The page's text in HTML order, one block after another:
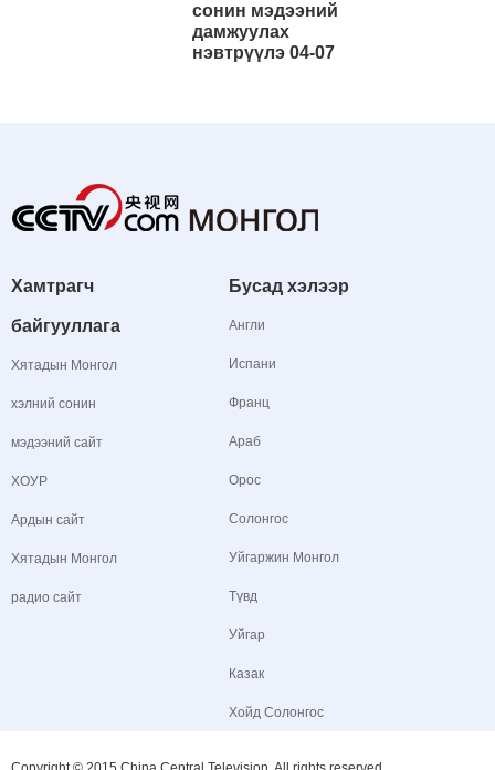
сонин мэдээний
дамжуулах
нэвтрүүлэ 04-07
Хамтрагч
байгууллага
Хятадын Монгол
хэлний сонин
мэдээний сайт
ХОУР
Ардын сайт
Хятадын Монгол
радио сайт
Бусад хэлээр
Англи
Испани
Франц
Араб
Орос
Солонгос
Уйгаржин Монгол
Түвд
Уйгар
Казак
Хойд Солонгос